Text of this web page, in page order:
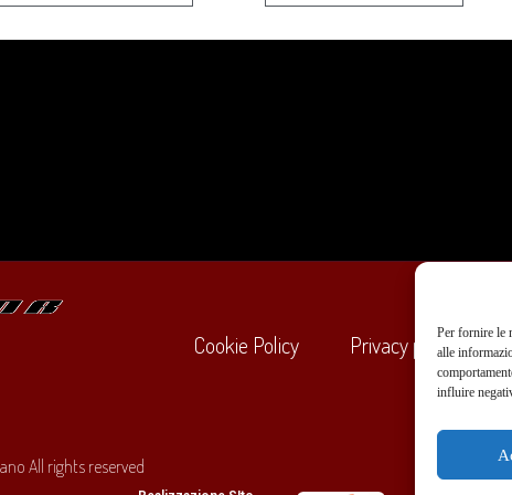
Per fornire le
alle
influire
Cookie Policy Privacy policy
All rights reserved